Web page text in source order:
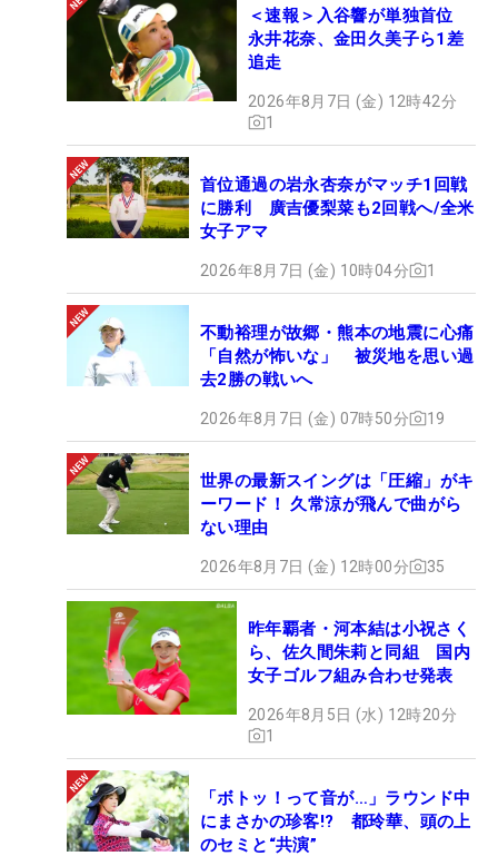
＜速報＞入谷響が単独首位
永井花奈、金田久美子ら1差
追走
2026年8月7日 (金) 12時42分
1
首位通過の岩永杏奈がマッチ1回戦
に勝利 廣吉優梨菜も2回戦へ/全米
女子アマ
2026年8月7日 (金) 10時04分 1
不動裕理が故郷・熊本の地震に心痛
「自然が怖いな」 被災地を思い過
去2勝の戦いへ
2026年8月7日 (金) 07時50分 19
世界の最新スイングは「圧縮」がキ
ーワード！ 久常涼が飛んで曲がら
ない理由
2026年8月7日 (金) 12時00分 35
昨年覇者・河本結は小祝さく
ら、佐久間朱莉と同組 国内
女子ゴルフ組み合わせ発表
2026年8月5日 (水) 12時20分
1
「ボトッ！って音が…」ラウンド中
にまさかの珍客!? 都玲華、頭の上
のセミと“共演”